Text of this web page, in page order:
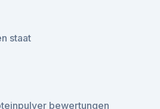
staat
bewertungen